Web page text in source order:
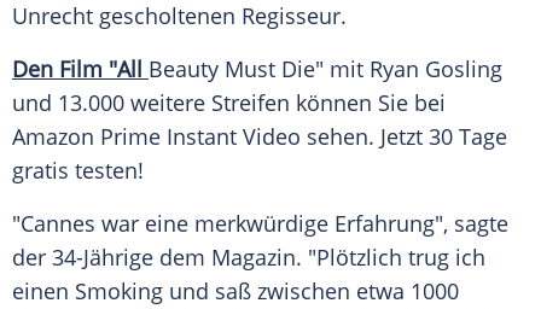
Unrecht gescholtenen Regisseur.
Den Film "All Beauty Must Die" mit Ryan Gosling
und 13.000 weitere Streifen können Sie bei
Amazon Prime Instant Video sehen. Jetzt 30 Tage
gratis testen!
"Cannes war eine merkwürdige Erfahrung", sagte
der 34-Jährige dem Magazin. "Plötzlich trug ich
einen Smoking und saß zwischen etwa 1000